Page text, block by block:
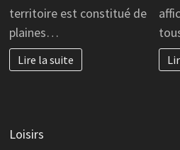
territoire est constitué de
plaines…
Lire la suite
Loisirs